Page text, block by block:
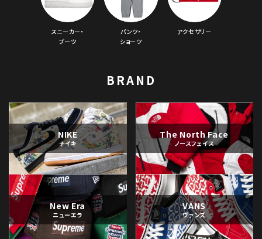
スニーカー・
ブーツ
パンツ・
ショーツ
アクセサリー
BRAND
NIKE
ナイキ
The North Face
ノースフェイス
New Era
ニューエラ
VANS
ヴァンズ